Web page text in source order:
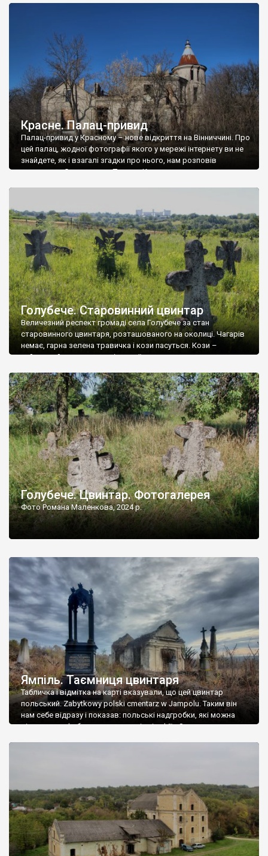
Красне. Палац-привид
Палац-привид у Красному – нове відкриття на Вінниччині. Про
цей палац, жодної фотографії якого у мережі інтернету ви не
знайдете, як і взагалі згадки про нього, нам розповів
мешканець Самгородка. Палац у Красному вразив не лише
Голубече. Старовинний цвинтар
Величезний респект громаді села Голубече за стан
старовинного цвинтаря, розташованого на околиці. Чагарів
немає, гарна зелена травичка і кози пасуться. Кози –
найкращий регулятор шкідливої, для старих кладовищ,
бруньками, кози ті бруньки обгризають, бо то улюблений
делікатес. На цвинтарі у Голубечому ціла колекція
різноманітних форм хрестів. Село відносно невелике, […]
Голубече. Цвинтар. Фотогалерея
Фото Романа Маленкова, 2024 р.
Ямпіль. Таємниця цвинтаря
Табличка і відмітка на карті вказували, що цей цвинтар
польський. Zabytkowy polski cmentarz w Jampolu. Таким він
нам себе відразу і показав: польські надгробки, які можна
віднести до фабричних, польські епітафії… Загалом цвинтар